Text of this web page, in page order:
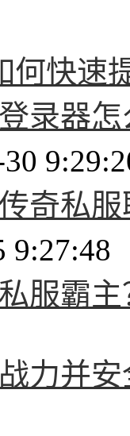
何快速
录器
奇私
9:27:48
服霸
力并